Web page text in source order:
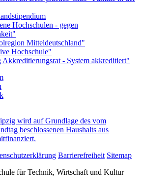
wird auf Grundlage des vom
beschlossenen Haushalts aus
Barrierefreiheit Sitemap
für Technik, Wirtschaft und Kultur